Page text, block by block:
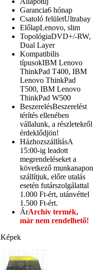
Garancia6 hónap
Csatoló felületUltrabay
ElőlapLenovo, slim
TopológiaDVD+/-RW,
Dual Layer
Kompatibilis
típusokIBM Lenovo
ThinkPad T400, IBM
Lenovo ThinkPad
T500, IBM Lenovo
ThinkPad W500
BeszerelésBeszerelést
térítés ellenében
vállalunk, a részletekről
érdeklődjön!
HázhozszállításA
15:00-ig leadott
megrendeléseket a
következő munkanapon
szállítjuk, előre utalás
esetén futárszolgálattal
1.000 Ft-ért, utánvéttel
1.500 Ft-ért.
ÁrArchív termék,
már nem rendelhető!
Képek